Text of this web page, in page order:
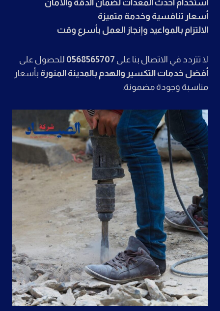
استخدام أحدث المعدات لضمان الدقة والأمان
أسعار تنافسية وخدمة متميزة
الالتزام بالمواعيد وإنجاز العمل بأسرع وقت
لا تتردد في الاتصال بنا على 0568565707 للحصول على
أفضل خدمات التكسير والهدم بالمدينة المنورة بأسعار
مناسبة وجودة مضمونة.